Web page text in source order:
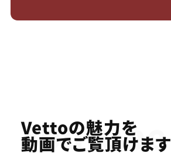
Youtube
Vettoの魅力を
動画でご覧頂けます